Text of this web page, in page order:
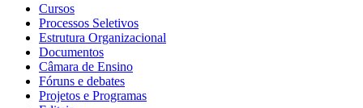
Cursos
Processos Seletivos
Estrutura Organizacional
Documentos
Câmara de Ensino
Fóruns e debates
Projetos e Programas